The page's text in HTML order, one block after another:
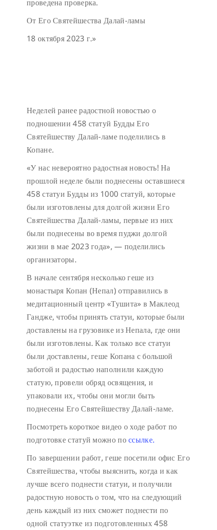
проведена проверка.
От Его Святейшества Далай-ламы
18 октября 2023 г.»
Неделей ранее радостной новостью о
подношении 458 статуй Будды Его
Святейшеству Далай-ламе поделились в
Копане.
«У нас невероятно радостная новость! На
прошлой неделе были поднесены оставшиеся
458 статуи Будды из 1000 статуй, которые
были изготовлены для долгой жизни Его
Святейшества Далай-ламы, первые из них
были поднесены во время пуджи долгой
жизни в мае 2023 года», — поделились
организаторы.
В начале сентября несколько геше из
монастыря Копан (Непал) отправились в
медитационный центр «Тушита» в Маклеод
Гандже, чтобы принять статуи, которые были
доставлены на грузовике из Непала, где они
были изготовлены. Как только все статуи
были доставлены, геше Копана с большой
заботой и радостью наполнили каждую
статую, провели обряд освящения, и
упаковали их, чтобы они могли быть
поднесены Его Святейшеству Далай-ламе.
Посмотреть короткое видео о ходе работ по
подготовке статуй можно поссылке.
По завершении работ, геше посетили офис Его
Святейшества, чтобы выяснить, когда и как
лучше всего поднести статуи, и получили
радостную новость о том, что на следующий
день каждый из них сможет поднести по
одной статуэтке из подготовленных 458